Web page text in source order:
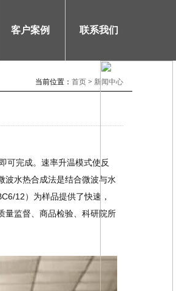
客户案例 联系我们
当前位置： 首页 > 新闻中心
可完成。速率升温模式使反
波水热合成法是结合微波与水
12）为样品提供了快速，
量监督、商品检验、科研院所